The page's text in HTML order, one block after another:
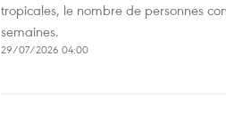
tropicales, le nombre de personnes
semaines.
29/07/2026 04:00